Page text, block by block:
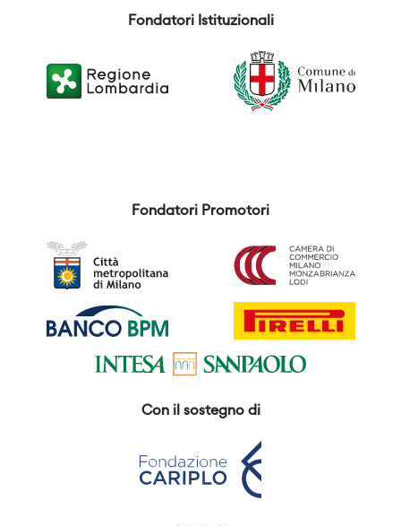
Fondatori Istituzionali
Fondatori Promotori
Con il sostegno di